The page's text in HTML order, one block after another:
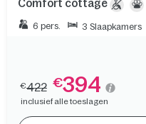
Comfort cottage
6 pers. 3 Slaapkamers
€422 €394
inclusief alle toeslagen